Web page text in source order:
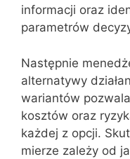
informacji oraz
parametrów
Następnie
alternatywy
wariantów
kosztów oraz
każdej z opcji.
mierze zależy od